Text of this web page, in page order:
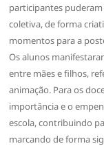
participantes
coletiva, de forma
momentos para a
Os alunos
entre mães e filhos,
animação. Para os
importância e o
escola, contribuindo
marcando de forma